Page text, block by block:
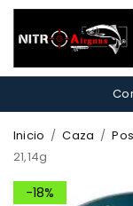
Inicio / Caza /
21,14g
-18%